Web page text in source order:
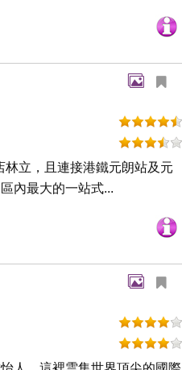
立，且連接港鐵元朗站及元
內最大的一站式...